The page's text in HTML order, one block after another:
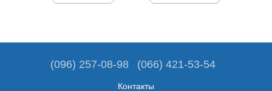
(096) 257-08-98 (066) 421-53-54
Контакты